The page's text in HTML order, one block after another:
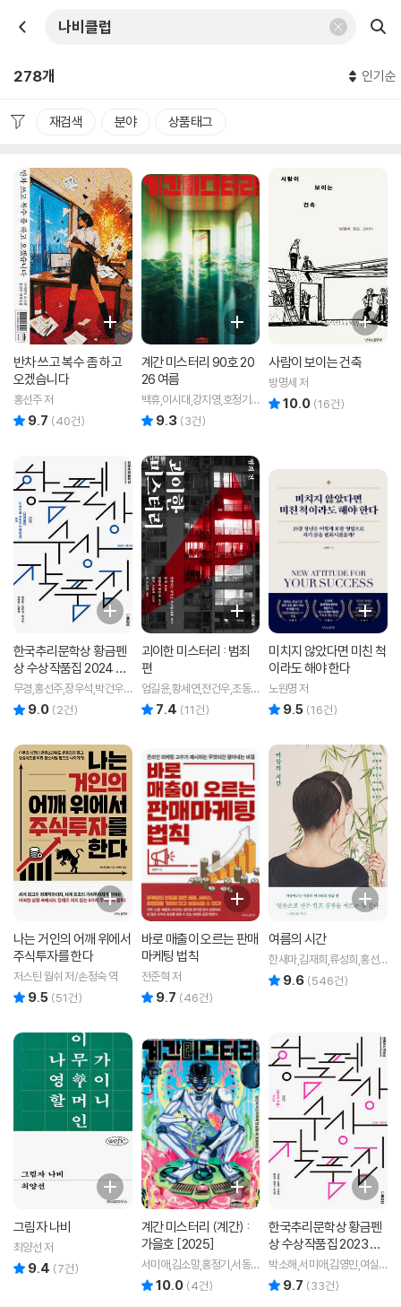
278개 인기순
재검색 분야 상품태그
반차 쓰고 복수 좀 하고
오겠습니다
홍선주 저
9.7 (40건)
계간 미스터리 90호 20
26 여름
백휴,이시대,강지영,호정기,
최혁곤,윌리엄 마치,박인성,
장우석,무경,김소망,박소해
9.3 (3건)
사람이 보이는 건축
방명세 저
10.0 (16건)
한국추리문학상 황금펜
상 수상작품집 2024 제1
8회
무경,홍선주,장우석,박건우,
정해연,김범석 저
9.0 (2건)
괴이한 미스터리 : 범죄
편
엄길윤,황세연,전건우,조동
신,한이 공저
7.4 (11건)
미치지 않았다면 미친 척
이라도 해야 한다
노원명 저
9.5 (16건)
나는 거인의 어깨 위에서
주식투자를 한다
저스틴 월쉬 저/손정숙 역
9.5 (51건)
바로 매출이 오르는 판매
마케팅 법칙
전준혁 저
9.7 (46건)
여름의 시간
한새마,김재희,류성희,홍선
주,사마란,황세연,홍성호 공
저
9.6 (546건)
그림자 나비
최양선 저
9.4 (7건)
계간 미스터리 (계간) :
가을호 [2025]
서미애,김소망,홍정기,서동
훈,김인영,무경,박광규,박인
성,쥬한량,황세연,계간 미스
10.0 (4건)
한국추리문학상 황금펜
상 수상작품집 2023 제1
7회
박소해,서미애,김영민,여실
지,홍선주,홍정기,송시우 저
9.7 (33건)